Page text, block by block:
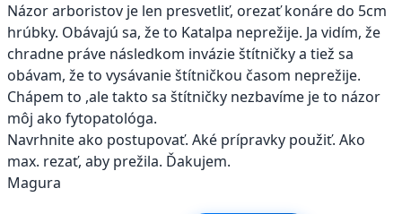
Názor arboristov je len presvetliť, orezať konáre do 5cm
hrúbky. Obávajú sa, že to Katalpa neprežije. Ja vidím, že
chradne práve následkom invázie štítničky a tiež sa
obávam, že to vysávanie štítničkou časom neprežije.
Chápem to ,ale takto sa štítničky nezbavíme je to názor
môj ako fytopatológa.
Navrhnite ako postupovať. Aké prípravky použiť. Ako
max. rezať, aby prežila. Ďakujem.
Magura